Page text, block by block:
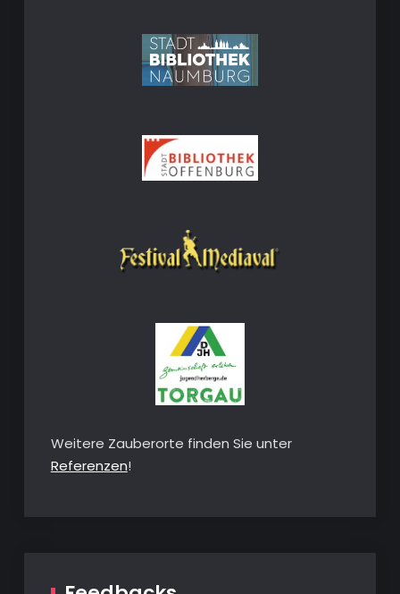
Weitere Zauberorte finden Sie unter
Referenzen!